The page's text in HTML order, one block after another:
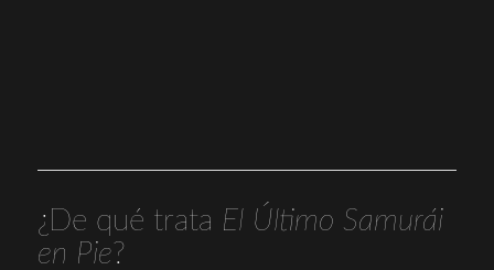
¿De qué trata El Último Samurái
en Pie?